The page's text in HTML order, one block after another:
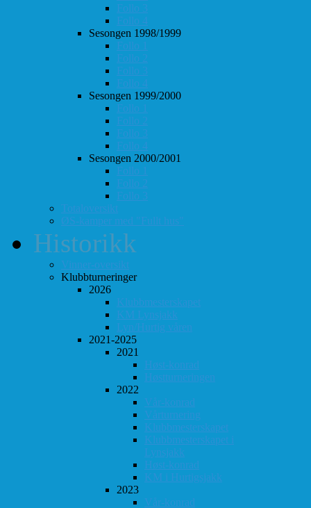
Follo 3
Follo 4
Sesongen 1998/1999
Follo 1
Follo 2
Follo 3
Follo 4
Sesongen 1999/2000
Follo 1
Follo 2
Follo 3
Follo 4
Sesongen 2000/2001
Follo 1
Follo 2
Follo 3
Totaloversikt
ØS-kamper med "Fullt hus"
Historikk
Vinner-oversikt
Klubbturneringer
2026
Klubbmesterskapet
KM Lynsjakk
Lyn/Hurtig våren
2021-2025
2021
Høst-konrad
Høstturneringen
2022
Vår-konrad
Vårturnering
Klubbmesterskapet
Klubbmesterskapet i
Lynsjakk
Høst-konrad
KM i Hurtigsjakk
2023
Vår-konrad